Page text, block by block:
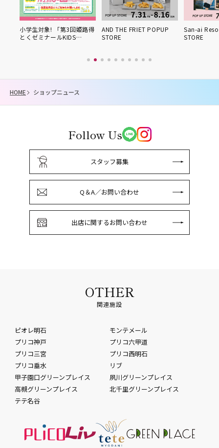
生対象! 「第3回姫路得
ゼミナールKIDS…
AND THE FRIET POPUP
STORE
San-ai Resort
HOME ショップニュース
Follow Us
スタッフ募集
Q＆A／お問い合わせ
出店に関するお問い合わせ
OTHER
関連施設
ピオレ明石
モンテメール
プリコ神戸
プリコ六甲道
プリコ三宮
プリコ西明石
プリコ垂水
リブ
甲子園口グリーンプレイス
夙川グリーンプレイス
高槻グリーンプレイス
北千里グリーンプレイス
テテ名谷